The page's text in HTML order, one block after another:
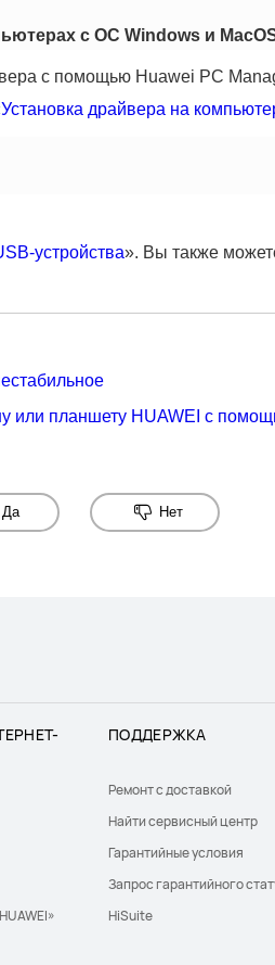
с ОС Windows и
с помощью Huawei PC
Установка драйвера на
устройства». Вы также
или планшету HUAWEI с
Да Нет
ПОДДЕРЖКА
Ремонт с доставкой
Найти сервисный центр
Гарантийные условия
Запрос гарантийного
HiSuite